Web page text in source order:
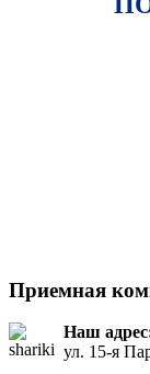
Приемная
Наш
ул. 15-я